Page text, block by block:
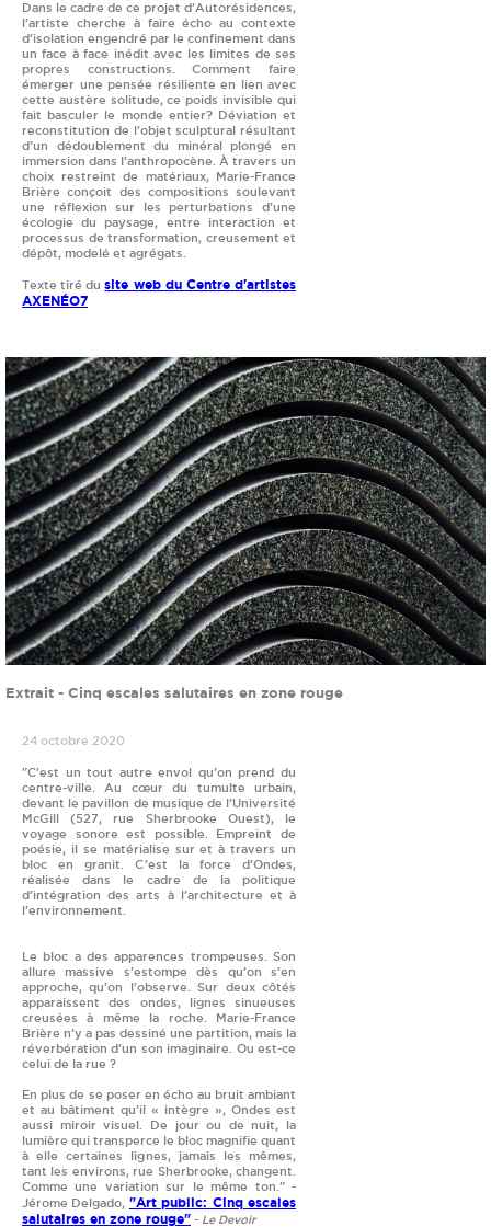
Dans le cadre de ce projet d’Autorésidences,
l’artiste cherche à faire écho au contexte
d’isolation engendré par le confinement dans
un face à face inédit avec les limites de ses
propres constructions. Comment faire
émerger une pensée résiliente en lien avec
cette austère solitude, ce poids invisible qui
fait basculer le monde entier? Déviation et
reconstitution de l’objet sculptural résultant
d’un dédoublement du minéral plongé en
immersion dans l’anthropocène. À travers un
choix restreint de matériaux, Marie-France
Brière conçoit des compositions soulevant
une réflexion sur les perturbations d’une
écologie du paysage, entre interaction et
processus de transformation, creusement et
dépôt, modelé et agrégats.
Texte tiré dusite web du Centre d'artistes
AXENÉO7
Extrait - Cinq escales salutaires en zone rouge
24 octobre 2020
"C’est un tout autre envol qu’on prend du
centre-ville. Au cœur du tumulte urbain,
devant le pavillon de musique de l’Université
McGill (527, rue Sherbrooke Ouest), le
voyage sonore est possible. Empreint de
poésie, il se matérialise sur et à travers un
bloc en granit. C’est la force d’Ondes,
réalisée dans le cadre de la politique
d’intégration des arts à l’architecture et à
l’environnement.
Le bloc a des apparences trompeuses. Son
allure massive s’estompe dès qu’on s’en
approche, qu’on l’observe. Sur deux côtés
apparaissent des ondes, lignes sinueuses
creusées à même la roche. Marie-France
Brière n’y a pas dessiné une partition, mais la
réverbération d’un son imaginaire. Ou est-ce
celui de la rue ?
En plus de se poser en écho au bruit ambiant
et au bâtiment qu’il « intègre », Ondes est
aussi miroir visuel. De jour ou de nuit, la
lumière qui transperce le bloc magnifie quant
à elle certaines lignes, jamais les mêmes,
tant les environs, rue Sherbrooke, changent.
Comme une variation sur le même ton." -
Jérome Delgado, "Art public: Cinq escales
salutaires en zone rouge" - Le Devoir